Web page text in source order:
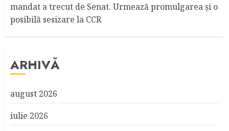
mandat a trecut de Senat. Urmează promulgarea și o
posibilă sesizare la CCR
ARHIVĂ
august 2026
iulie 2026